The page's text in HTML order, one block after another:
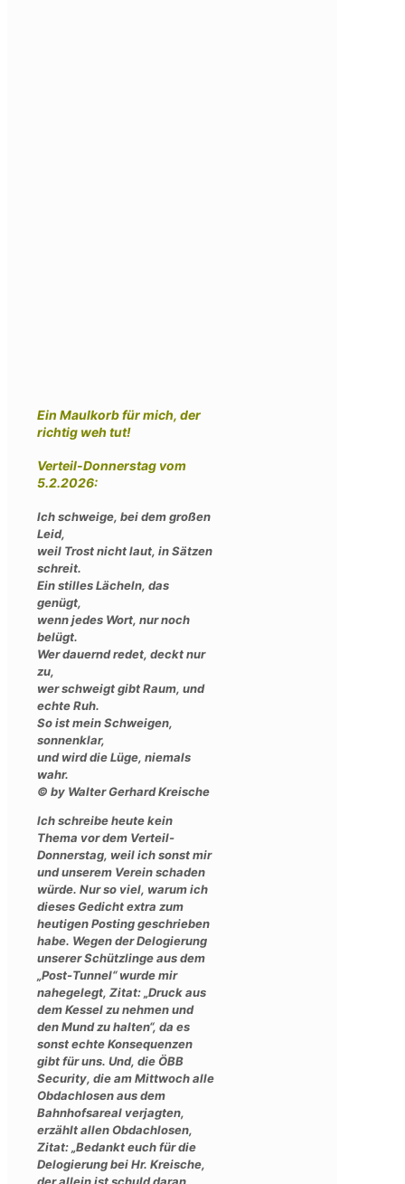
Ein Maulkorb für mich, der
richtig weh tut!
Verteil-Donnerstag vom
5.2.2026:
Ich schweige, bei dem großen
Leid,
weil Trost nicht laut, in Sätzen
schreit.
Ein stilles Lächeln, das
genügt,
wenn jedes Wort, nur noch
belügt.
Wer dauernd redet, deckt nur
zu,
wer schweigt gibt Raum, und
echte Ruh.
So ist mein Schweigen,
sonnenklar,
und wird die Lüge, niemals
wahr.
© by Walter Gerhard Kreische
Ich schreibe heute kein
Thema vor dem Verteil-
Donnerstag, weil ich sonst mir
und unserem Verein schaden
würde. Nur so viel, warum ich
dieses Gedicht extra zum
heutigen Posting geschrieben
habe. Wegen der Delogierung
unserer Schützlinge aus dem
„Post-Tunnel“ wurde mir
nahegelegt, Zitat: „Druck aus
dem Kessel zu nehmen und
den Mund zu halten“, da es
sonst echte Konsequenzen
gibt für uns. Und, die ÖBB
Security, die am Mittwoch alle
Obdachlosen aus dem
Bahnhofsareal verjagten,
erzählt allen Obdachlosen,
Zitat: „Bedankt euch für die
Delogierung bei Hr. Kreische,
der allein ist schuld daran,